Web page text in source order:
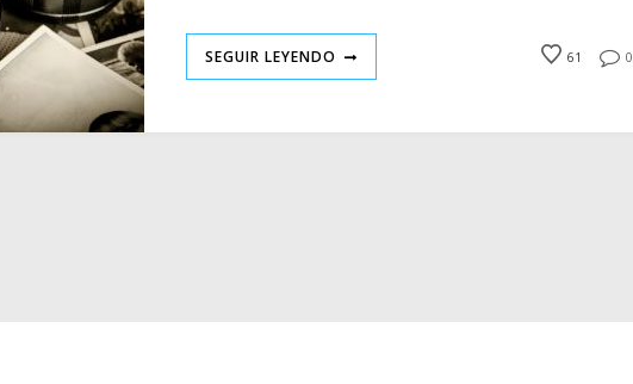
SEGUIR LEYENDO 61 0